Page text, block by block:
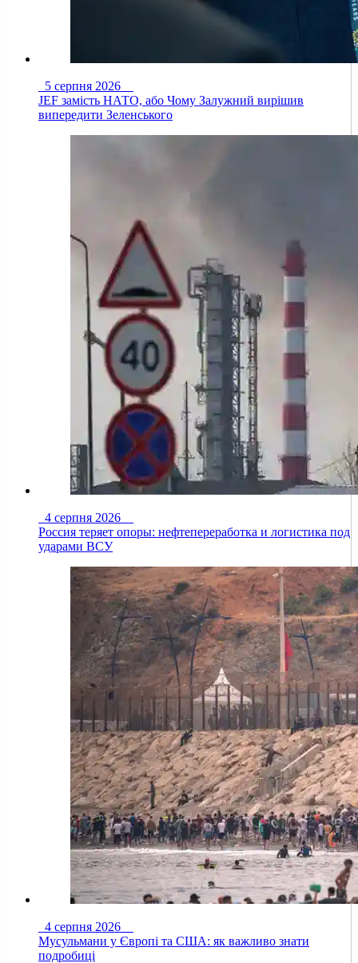
5 серпня 2026
JEF замість НАТО, або Чому Залужний вирішив
випередити Зеленського
4 серпня 2026
Россия теряет опоры: нефтепереработка и логистика под
ударами ВСУ
4 серпня 2026
Мусульмани у Європі та США: як важливо знати
подробиці